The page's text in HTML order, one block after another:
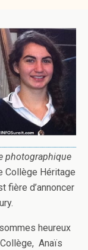
photographique
Collège Héritage
fière d’annoncer
heureux
Collège, Anaïs